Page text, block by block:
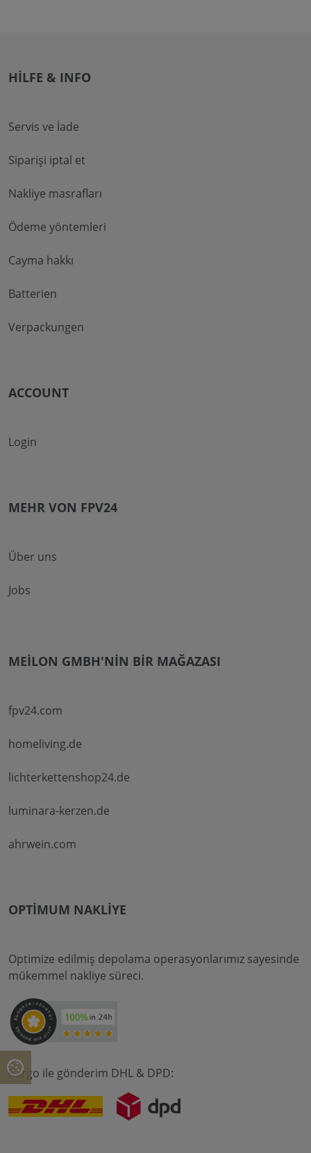
HILFE & INFO
Servis ve İade
Siparişi iptal et
Nakliye masrafları
Ödeme yöntemleri
Cayma hakkı
Batterien
Verpackungen
ACCOUNT
Login
MEHR VON FPV24
Über uns
Jobs
MEILON GMBH'NIN BIR MAĞAZASI
fpv24.com
homeliving.de
lichterkettenshop24.de
luminara-kerzen.de
ahrwein.com
OPTIMUM NAKLIYE
Optimize edilmiş depolama operasyonlarımız sayesinde
mükemmel nakliye süreci.
Kargo ile gönderim DHL & DPD: